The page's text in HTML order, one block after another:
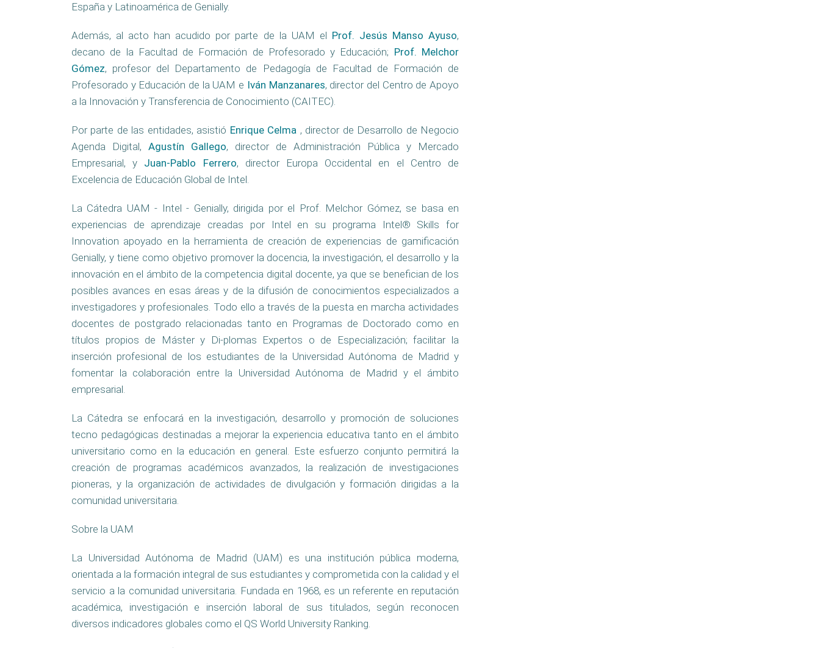
España y Latinoamérica de Genially.
Además, al acto han acudido por parte de la UAM el Prof. Jesús Manso Ayuso,
decano de la Facultad de Formación de Profesorado y Educación; Prof. Melchor
Gómez, profesor del Departamento de Pedagogía de Facultad de Formación de
Profesorado y Educación de la UAM e Iván Manzanares, director del Centro de Apoyo
a la Innovación y Transferencia de Conocimiento (CAITEC).
Por parte de las entidades, asistió Enrique Celma , director de Desarrollo de Negocio
Agenda Digital, Agustín Gallego, director de Administración Pública y Mercado
Empresarial, y Juan-Pablo Ferrero, director Europa Occidental en el Centro de
Excelencia de Educación Global de Intel.
La Cátedra UAM - Intel - Genially, dirigida por el Prof. Melchor Gómez, se basa en
experiencias de aprendizaje creadas por Intel en su programa Intel® Skills for
Innovation apoyado en la herramienta de creación de experiencias de gamificación
Genially, y tiene como objetivo promover la docencia, la investigación, el desarrollo y la
innovación en el ámbito de la competencia digital docente, ya que se benefician de los
posibles avances en esas áreas y de la difusión de conocimientos especializados a
investigadores y profesionales. Todo ello a través de la puesta en marcha actividades
docentes de postgrado relacionadas tanto en Programas de Doctorado como en
títulos propios de Máster y Di-plomas Expertos o de Especialización; facilitar la
inserción profesional de los estudiantes de la Universidad Autónoma de Madrid y
fomentar la colaboración entre la Universidad Autónoma de Madrid y el ámbito
empresarial.
La Cátedra se enfocará en la investigación, desarrollo y promoción de soluciones
tecno pedagógicas destinadas a mejorar la experiencia educativa tanto en el ámbito
universitario como en la educación en general. Este esfuerzo conjunto permitirá la
creación de programas académicos avanzados, la realización de investigaciones
pioneras, y la organización de actividades de divulgación y formación dirigidas a la
comunidad universitaria.
Sobre la UAM
La Universidad Autónoma de Madrid (UAM) es una institución pública moderna,
orientada a la formación integral de sus estudiantes y comprometida con la calidad y el
servicio a la comunidad universitaria. Fundada en 1968, es un referente en reputación
académica, investigación e inserción laboral de sus titulados, según reconocen
diversos indicadores globales como el QS World University Ranking.